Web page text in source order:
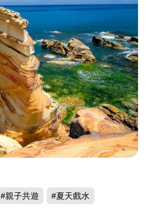
#親子共遊 #夏天戲水